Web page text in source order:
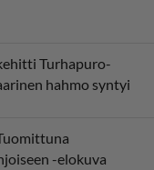
Turhapuro-
hahmo syntyi
-elokuva